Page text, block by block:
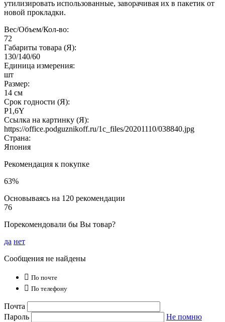
утилизировать использованные, заворачивая их в пакетик от
новой прокладки.
Вес/Объем/Кол-во:
72
Габариты товара (Я):
130/140/60
Единица измерения:
шт
Размер:
14 см
Срок годности (Я):
P1,6Y
Ссылка на картинку (Я):
https://office.podguznikoff.ru/1c_files/20201110/038840.jpg
Страна:
Япония
Рекомендация к покупке
63%
Основываясь на 120 рекомендации
76
Порекомендовали бы Вы товар?
да нет
Сообщения не найдены
 По почте
 По телефону
Почта
Пароль
Не помню